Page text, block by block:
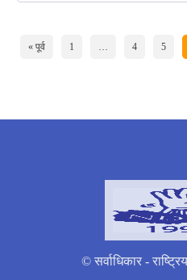
« पूर्व 1 … 4 5
© सर्वाधिकार -